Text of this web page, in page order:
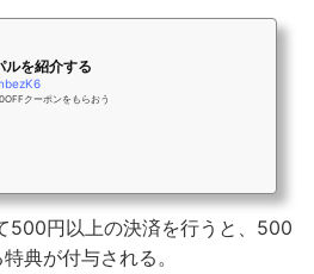
ルを紹介する
クーポンをもらおう
500円以上の決済を行うと、500
典が付与される。